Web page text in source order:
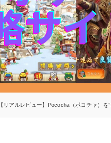
【リアルレビュー】Pococha（ポコチャ）